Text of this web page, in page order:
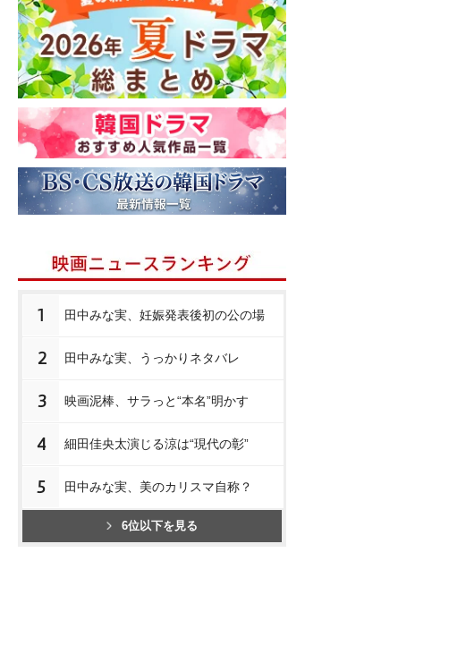
1 田中みな実、妊娠発表後初の公の場
2 田中みな実、うっかりネタバレ
3 映画泥棒、サラっと“本名”明かす
4 細田佳央太演じる涼は“現代の彰”
5 田中みな実、美のカリスマ自称？
6位以下を見る